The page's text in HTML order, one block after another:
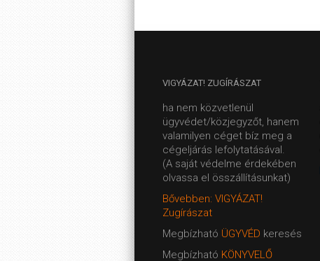
VIGYÁZAT! ZUGÍRÁSZAT
ha nem közvetlenül
ügyvédet/közjegyzőt, hanem
valamilyen céget bíz meg a
cégeljárás lefolytatásával.
(A saját védelme érdekében
olvassa el összállításunkat)
Bővebben: VIGYÁZAT!
Zugírászat
Megbízható ÜGYVÉD keresés
Megbízható KÖNYVELŐ